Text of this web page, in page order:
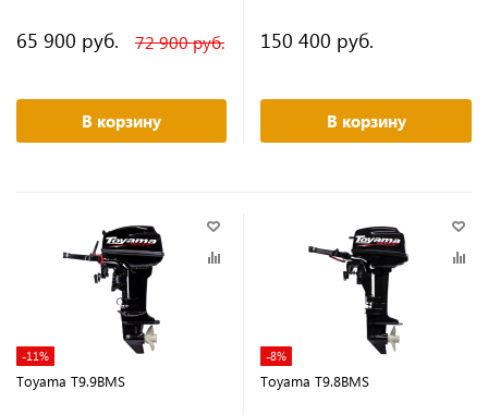
65 900 руб. 72 900 руб.
В корзину
150 400 руб.
В корзину
-11%
Toyama T9.9BMS
-8%
Toyama T9.8BMS